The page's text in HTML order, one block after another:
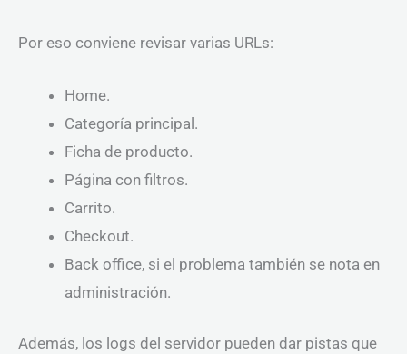
Por eso conviene revisar varias URLs:
Home.
Categoría principal.
Ficha de producto.
Página con filtros.
Carrito.
Checkout.
Back office, si el problema también se nota en
administración.
Además, los logs del servidor pueden dar pistas que